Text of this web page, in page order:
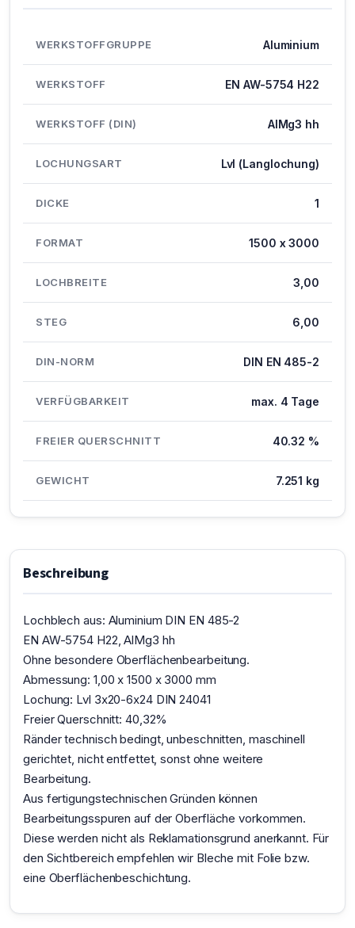
WERKSTOFFGRUPPE Aluminium
WERKSTOFF EN AW-5754 H22
WERKSTOFF (DIN) AlMg3 hh
LOCHUNGSART Lvl (Langlochung)
DICKE 1
FORMAT 1500 x 3000
LOCHBREITE 3,00
STEG 6,00
DIN-NORM DIN EN 485-2
VERFÜGBARKEIT max. 4 Tage
FREIER QUERSCHNITT 40.32 %
GEWICHT 7.251 kg
Beschreibung
Lochblech aus: Aluminium DIN EN 485-2
EN AW-5754 H22, AlMg3 hh
Ohne besondere Oberflächenbearbeitung.
Abmessung: 1,00 x 1500 x 3000 mm
Lochung: Lvl 3x20-6x24 DIN 24041
Freier Querschnitt: 40,32%
Ränder technisch bedingt, unbeschnitten, maschinell
gerichtet, nicht entfettet, sonst ohne weitere
Bearbeitung.
Aus fertigungstechnischen Gründen können
Bearbeitungsspuren auf der Oberfläche vorkommen.
Diese werden nicht als Reklamationsgrund anerkannt. Für
den Sichtbereich empfehlen wir Bleche mit Folie bzw.
eine Oberflächenbeschichtung.